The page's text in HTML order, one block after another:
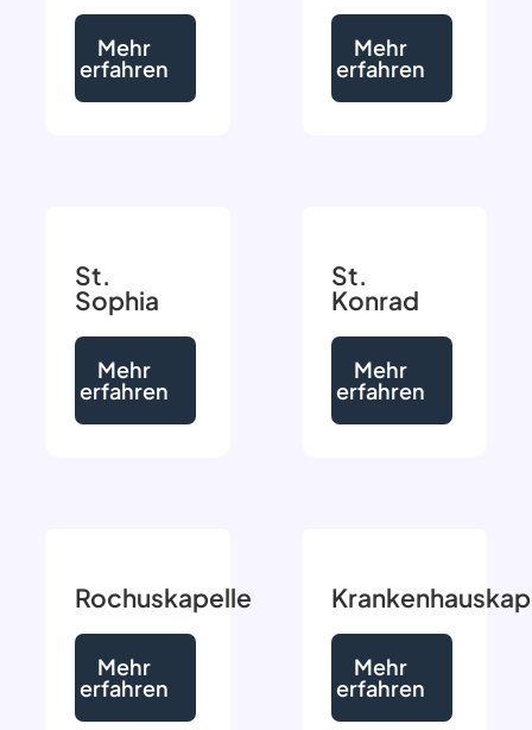
Mehr
erfahren
Mehr
erfahren
St.
Sophia
Mehr
erfahren
St.
Konrad
Mehr
erfahren
Rochuskapelle
Mehr
erfahren
Mehr
erfahren